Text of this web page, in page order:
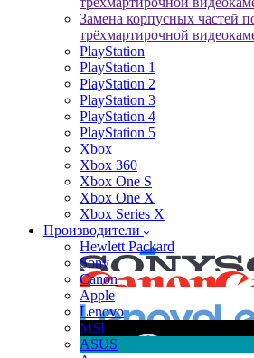
Замена корпусных частей
трёхмартирочной
PlayStation
PlayStation 1
PlayStation 2
PlayStation 3
PlayStation 4
PlayStation 5
Xbox
Xbox 360
Xbox One S
Xbox One X
Xbox Series X
Производители
Hewlett Packard
Sony
Canon
Apple
Lenovo
MSI
ASUS